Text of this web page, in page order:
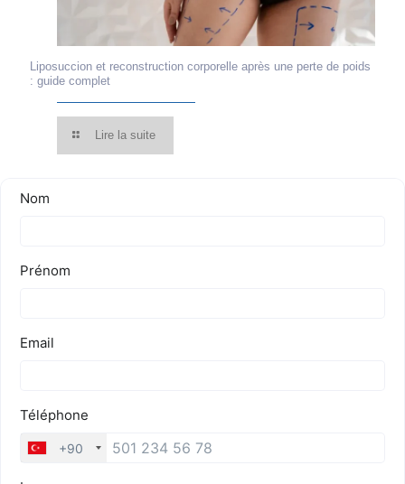
Liposuccion et reconstruction corporelle après une perte de poids
: guide complet
Lire la suite